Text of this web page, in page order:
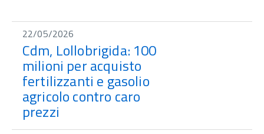
22/05/2026
Cdm, Lollobrigida: 100
milioni per acquisto
fertilizzanti e gasolio
agricolo contro caro
prezzi